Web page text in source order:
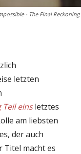
- The Final
letzten
Teil einsletztes
am liebsten
der auch
Titel macht es